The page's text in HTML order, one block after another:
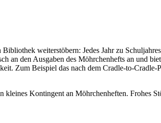
weiterstöbern: Jedes Jahr zu
an den Ausgaben des Möhrchenhefts an und
Zum Beispiel das nach dem Cradle-to-Cradle-
Kontingent an Möhrchenheften. Frohes